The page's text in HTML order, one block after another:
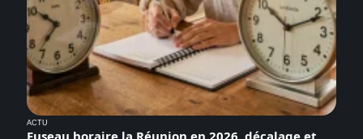
ACTU
Fuseau horaire la Réunion en 2026, décalage et